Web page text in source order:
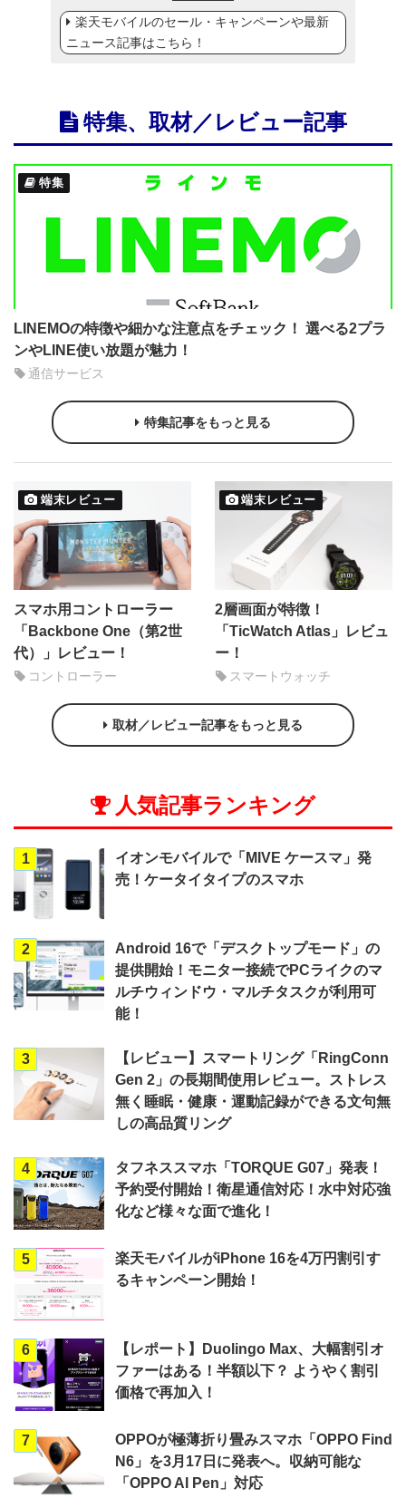
楽天モバイルのセール・キャンペーンや最新
ニュース記事はこちら！
特集、取材／レビュー記事
特集
LINEMOの特徴や細かな注意点をチェック！ 選べる2プラ
ンやLINE使い放題が魅力！
通信サービス
特集記事をもっと見る
端末レビュー
スマホ用コントローラー
「Backbone One（第2世
代）」レビュー！
コントローラー
端末レビュー
2層画面が特徴！
「TicWatch Atlas」レビュ
ー！
スマートウォッチ
取材／レビュー記事をもっと見る
人気記事ランキング
1
イオンモバイルで「MIVE ケースマ」発
売！ケータイタイプのスマホ
2
Android 16で「デスクトップモード」の
提供開始！モニター接続でPCライクのマ
ルチウィンドウ・マルチタスクが利用可
能！
3
【レビュー】スマートリング「RingConn
Gen 2」の長期間使用レビュー。ストレス
無く睡眠・健康・運動記録ができる文句無
しの高品質リング
4
タフネススマホ「TORQUE G07」発表！
予約受付開始！衛星通信対応！水中対応強
化など様々な面で進化！
5
楽天モバイルがiPhone 16を4万円割引す
るキャンペーン開始！
6
【レポート】Duolingo Max、大幅割引オ
ファーはある！半額以下？ ようやく割引
価格で再加入！
7
OPPOが極薄折り畳みスマホ「OPPO Find
N6」を3月17日に発表へ。収納可能な
「OPPO AI Pen」対応